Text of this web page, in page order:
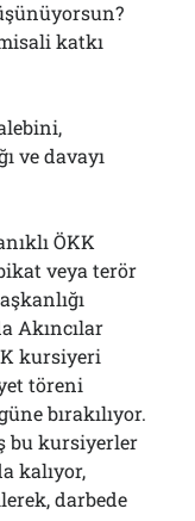
katkı
ve davayı
ÖKK
veya terör
Akıncılar
kursiyeri
töreni
bırakılıyor.
bu kursiyerler
kalıyor,
darbede